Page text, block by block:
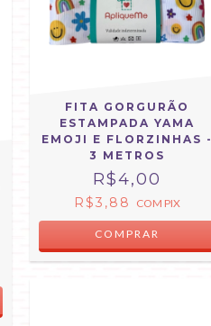
FITA GORGURÃO
ESTAMPADA YAMA
EMOJI E FLORZINHAS -
3 METROS
R$4,00
R$3,88 COM PIX
COMPRAR